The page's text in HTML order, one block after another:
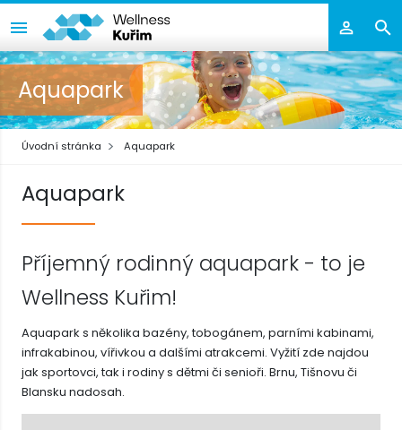
Aquapark
Úvodní stránka Aquapark
Aquapark
Příjemný rodinný aquapark - to je
Wellness Kuřim!
Aquapark s několika bazény, tobogánem, parními kabinami,
infrakabinou, vířivkou a dalšími atrakcemi. Vyžití zde najdou
jak sportovci, tak i rodiny s dětmi či senioři. Brnu, Tišnovu či
Blansku nadosah.